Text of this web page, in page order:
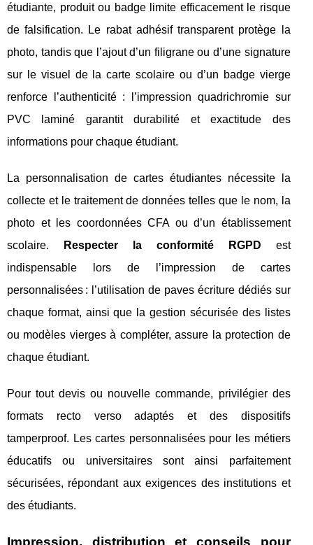
étudiante, produit ou badge limite efficacement le risque
de falsification. Le rabat adhésif transparent protège la
photo, tandis que l’ajout d’un filigrane ou d’une signature
sur le visuel de la carte scolaire ou d’un badge vierge
renforce l’authenticité : l’impression quadrichromie sur
PVC laminé garantit durabilité et exactitude des
informations pour chaque étudiant.
La personnalisation de cartes étudiantes nécessite la
collecte et le traitement de données telles que le nom, la
photo et les coordonnées CFA ou d’un établissement
scolaire.
Respecter la conformité RGPD est
indispensable lors de l’impression de cartes
personnalisées : l’utilisation de paves écriture dédiés sur
chaque format, ainsi que la gestion sécurisée des listes
ou modèles vierges à compléter, assure la protection de
chaque étudiant.
Pour tout devis ou nouvelle commande, privilégier des
formats recto verso adaptés et des dispositifs
tamperproof. Les cartes personnalisées pour les métiers
éducatifs ou universitaires sont ainsi parfaitement
sécurisées, répondant aux exigences des institutions et
des étudiants.
Impression, distribution et conseils pour